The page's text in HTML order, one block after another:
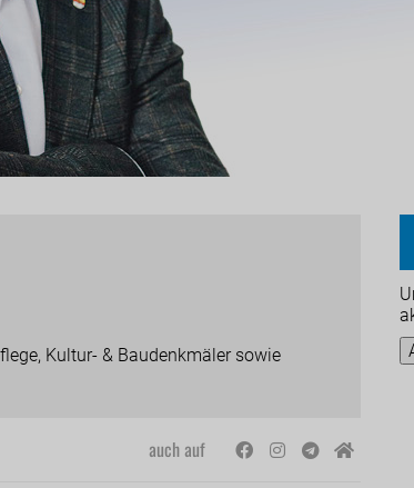
Kultur- & Baudenkmäler sowie
auch auf